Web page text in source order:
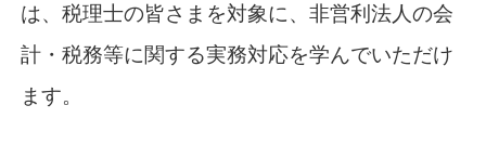
は、税理士の皆さまを対象に、非営利法人の会
計・税務等に関する実務対応を学んでいただけ
ます。